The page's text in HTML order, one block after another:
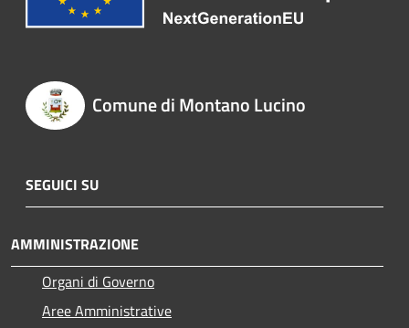
Comune di Montano Lucino
SEGUICI SU
AMMINISTRAZIONE
Organi di Governo
Aree Amministrative